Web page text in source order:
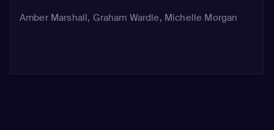
Amber Marshall, Graham Wardle, Michelle Morgan